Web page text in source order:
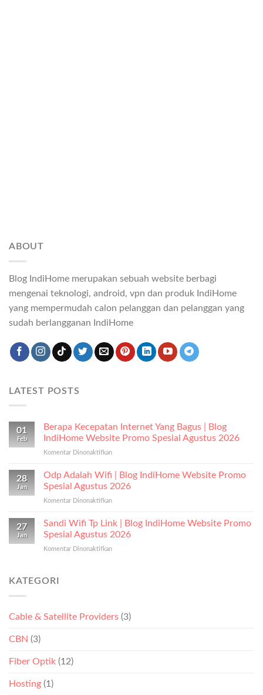
ABOUT
Blog IndiHome merupakan sebuah website berbagi
mengenai teknologi, android, vpn dan produk IndiHome
yang mempermudah calon pelanggan dan pelanggan yang
sudah berlangganan IndiHome
LATEST POSTS
01
Feb
Berapa Kecepatan Internet Yang Bagus | Blog
IndiHome Website Promo Spesial Agustus 2026
Komentar Dinonaktifkan
Kecepatan
Internet
Blog
IndiHome
28
Jan
Odp Adalah Wifi | Blog IndiHome Website Promo
Spesial Agustus 2026
Komentar Dinonaktifkan
Adalah
Wifi
27
Jan
Sandi Wifi Tp Link | Blog IndiHome Website Promo
Spesial Agustus 2026
Komentar Dinonaktifkan
IndiHome
KATEGORI
Cable & Satellite Providers (3)
CBN (3)
Fiber Optik (12)
Hosting (1)